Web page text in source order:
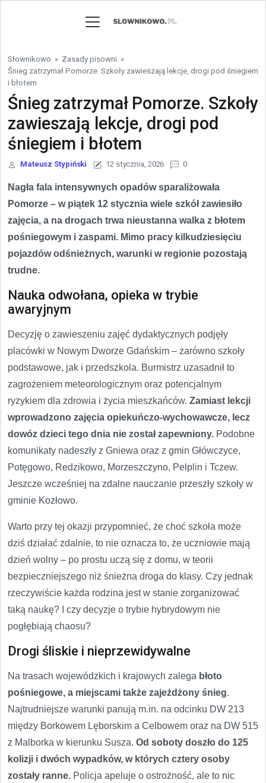
Słownikowo » Zasady pisowni »
Śnieg zatrzymał Pomorze. Szkoły zawieszają lekcje, drogi pod śniegiem
i błotem
Śnieg zatrzymał Pomorze. Szkoły
zawieszają lekcje, drogi pod
śniegiem i błotem
Mateusz Stypiński 12 stycznia, 2026 0
Nagła fala intensywnych opadów sparaliżowała
Pomorze – w piątek 12 stycznia wiele szkół zawiesiło
zajęcia, a na drogach trwa nieustanna walka z błotem
pośniegowym i zaspami. Mimo pracy kilkudziesięciu
pojazdów odśnieżnych, warunki w regionie pozostają
trudne.
Nauka odwołana, opieka w trybie
awaryjnym
Decyzję o zawieszeniu zajęć dydaktycznych podjęły
placówki w Nowym Dworze Gdańskim – zarówno szkoły
podstawowe, jak i przedszkola. Burmistrz uzasadnił to
zagrożeniem meteorologicznym oraz potencjalnym
ryzykiem dla zdrowia i życia mieszkańców. Zamiast lekcji
wprowadzono zajęcia opiekuńczo-wychowawcze, lecz
dowóz dzieci tego dnia nie został zapewniony. Podobne
komunikaty nadeszły z Gniewa oraz z gmin Główczyce,
Potęgowo, Redzikowo, Morzeszczyno, Pelplin i Tczew.
Jeszcze wcześniej na zdalne nauczanie przeszły szkoły w
gminie Kozłowo.
Warto przy tej okazji przypomnieć, że choć szkoła może
dziś działać zdalnie, to nie oznacza to, że uczniowie mają
dzień wolny – po prostu uczą się z domu, w teorii
bezpieczniejszego niż śnieżna droga do klasy. Czy jednak
rzeczywiście każda rodzina jest w stanie zorganizować
taką naukę? I czy decyzje o trybie hybrydowym nie
pogłębiają chaosu?
Drogi śliskie i nieprzewidywalne
Na trasach wojewódzkich i krajowych zalega błoto
pośniegowe, a miejscami także zajeżdżony śnieg.
Najtrudniejsze warunki panują m.in. na odcinku DW 213
między Borkowem Lęborskim a Celbowem oraz na DW 515
z Malborka w kierunku Susza. Od soboty doszło do 125
kolizji i dwóch wypadków, w których cztery osoby
zostały ranne. Policja apeluje o ostrożność, ale to nic